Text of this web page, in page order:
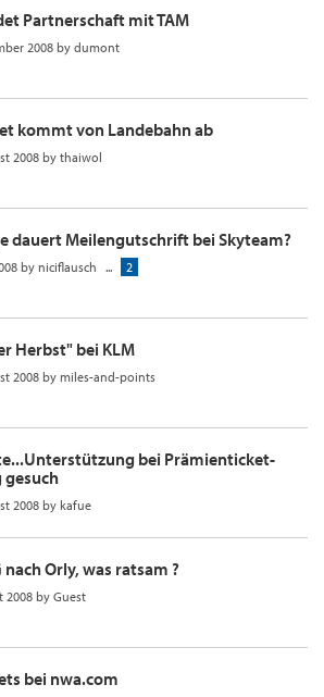
Partnerschaft mit TAM
2008 by dumont
kommt von Landebahn ab
2008 by thaiwol
dauert Meilengutschrift bei Skyteam?
by niciflausch ... 2
Herbst" bei KLM
2008 by miles-and-points
bei Prämienticket-
gesuch
2008 by kafue
nach Orly, was ratsam ?
2008 by Guest
bei nwa.com